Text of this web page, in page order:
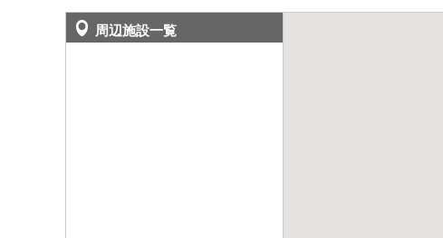
周辺施設一覧